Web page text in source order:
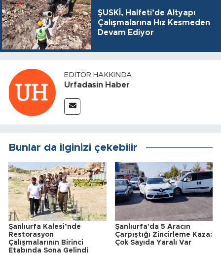
ŞUSKİ, Halfeti’de Altyapı
Çalışmalarına Hız Kesmeden
Devam Ediyor
EDITÖR HAKKINDA
Urfadasin Haber
Bunlar da ilginizi çekebilir
Şanlıurfa Kalesi’nde
Restorasyon
Çalışmalarının Birinci
Etabında Sona Gelindi
Şanlıurfa'da 5 Aracın
Çarpıştığı Zincirleme Kaza:
Çok Sayıda Yaralı Var